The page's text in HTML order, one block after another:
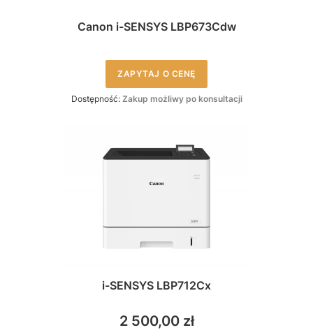
Canon i-SENSYS LBP673Cdw
ZAPYTAJ O CENĘ
Dostępność: Zakup możliwy po konsultacji
i-SENSYS LBP712Cx
2 500,00 zł